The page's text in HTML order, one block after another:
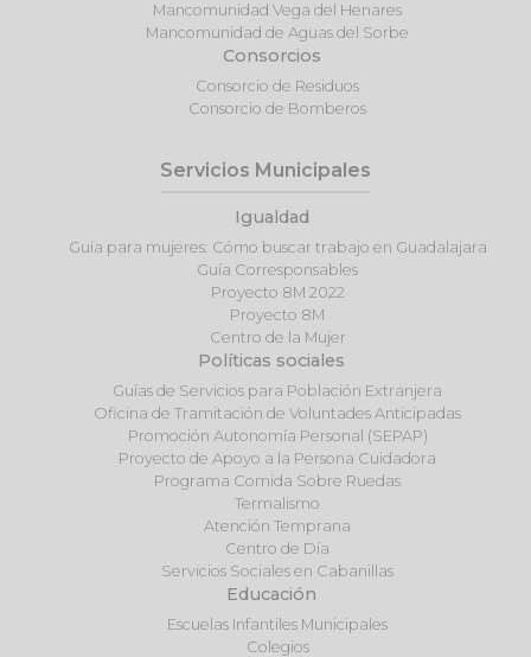
Mancomunidad Vega del Henares
Mancomunidad de Aguas del Sorbe
Consorcios
Consorcio de Residuos
Consorcio de Bomberos
Servicios Municipales
Igualdad
Guía para mujeres: Cómo buscar trabajo en Guadalajara
Guía Corresponsables
Proyecto 8M 2022
Proyecto 8M
Centro de la Mujer
Políticas sociales
Guías de Servicios para Población Extranjera
Oficina de Tramitación de Voluntades Anticipadas
Promoción Autonomía Personal (SEPAP)
Proyecto de Apoyo a la Persona Cuidadora
Programa Comida Sobre Ruedas
Termalismo
Atención Temprana
Centro de Día
Servicios Sociales en Cabanillas
Educación
Escuelas Infantiles Municipales
Colegios